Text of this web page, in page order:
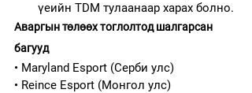
үеийн TDM тулаанаар харах болно.
Аваргын төлөөх тоглолтод шалгарсан
багууд
• Maryland Esport (Серби улс)
• Reince Esport (Монгол улс)